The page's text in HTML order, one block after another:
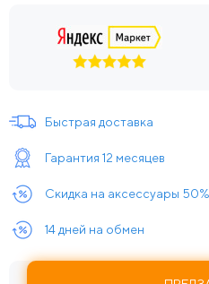
Быстрая доставка
Гарантия 12 месяцев
Скидка на аксессуары 50%
14 дней на обмен